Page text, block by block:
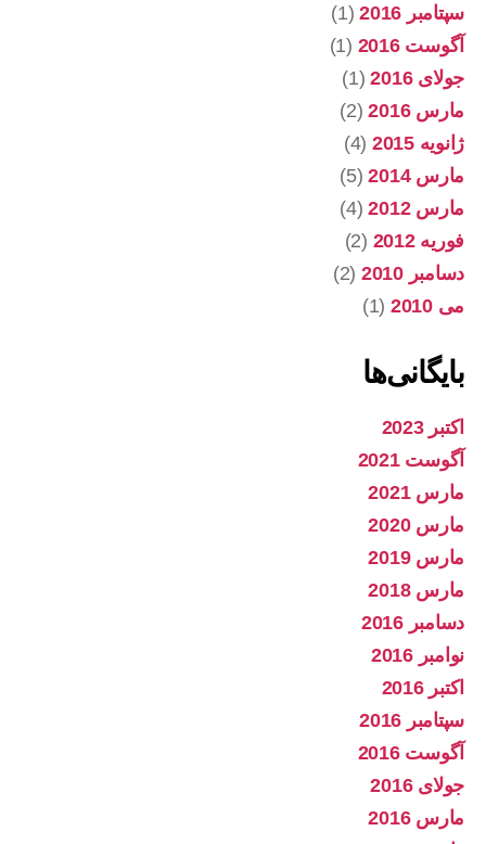
سپتامبر 2016
(1)
آگوست 2016
(1)
جولای 2016
(1)
مارس 2016
(2)
ژانویه 2015
(4)
مارس 2014
(5)
مارس 2012
(4)
فوریه 2012
(2)
دسامبر 2010
(2)
می 2010
(1)
بایگانی‌ها
اکتبر 2023
آگوست 2021
مارس 2021
مارس 2020
مارس 2019
مارس 2018
دسامبر 2016
نوامبر 2016
اکتبر 2016
سپتامبر 2016
آگوست 2016
جولای 2016
مارس 2016